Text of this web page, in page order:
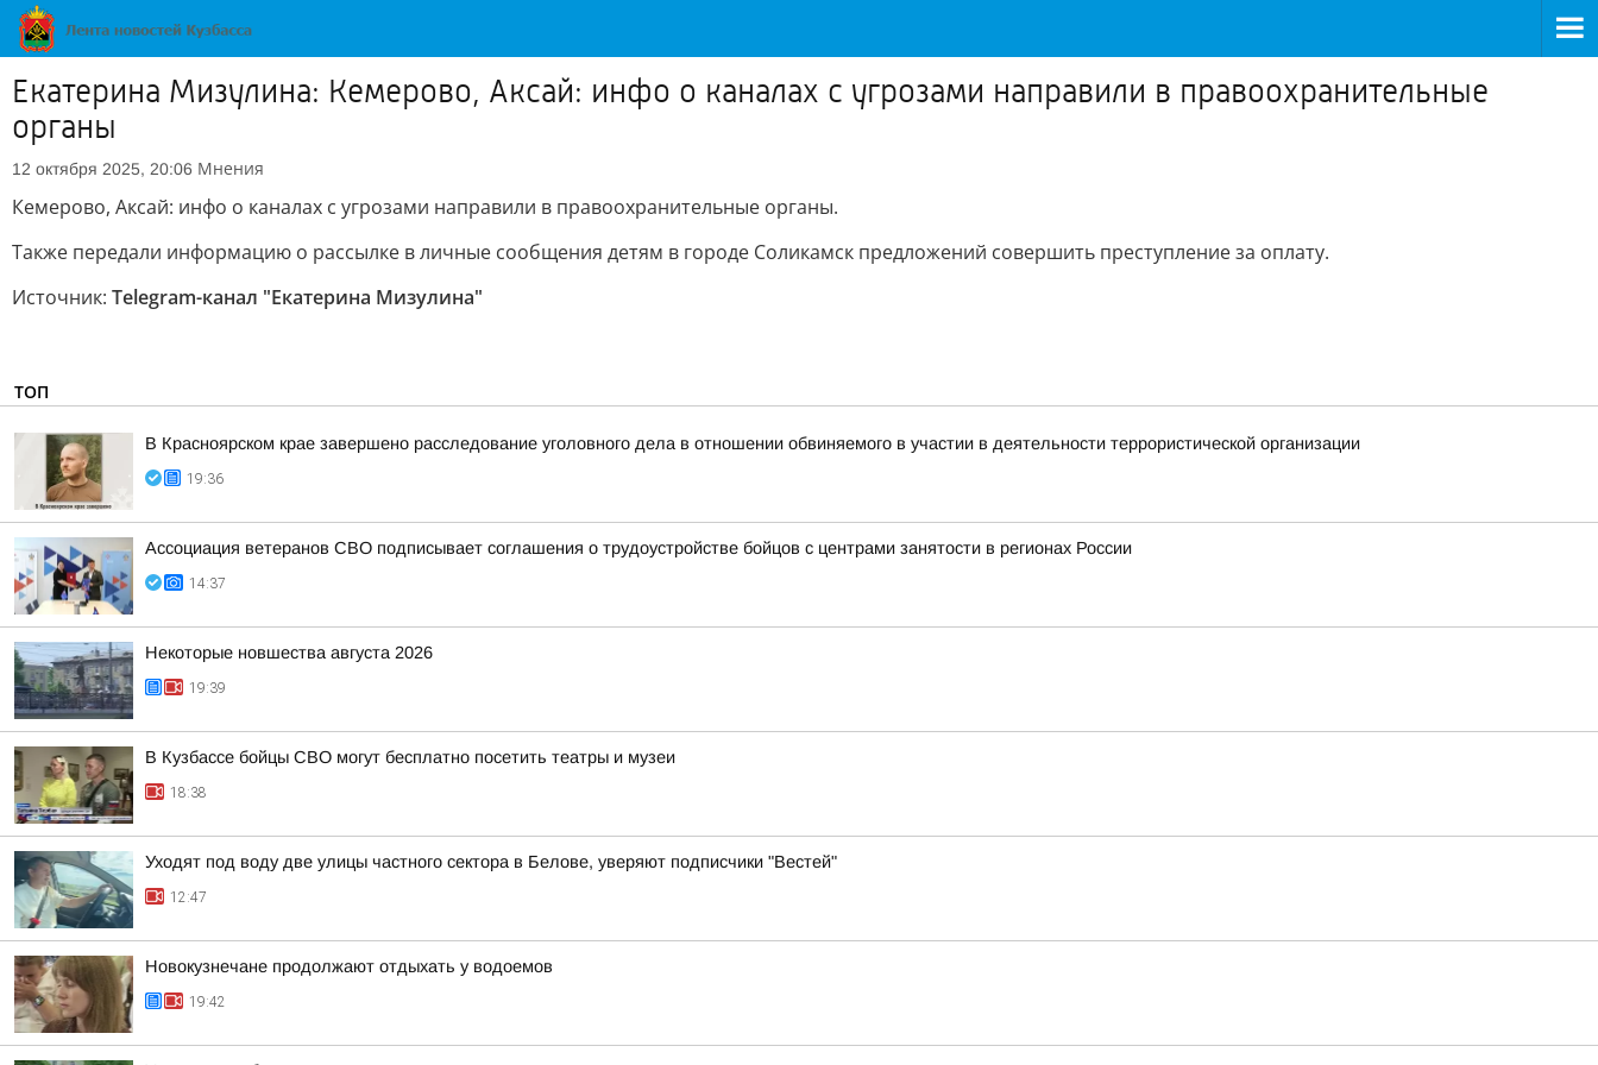
Екатерина Мизулина: Кемерово, Аксай: инфо о каналах с угрозами направили в правоохранительные
органы
12 октября 2025, 20:06 Мнения
Кемерово, Аксай: инфо о каналах с угрозами направили в правоохранительные органы.
Также передали информацию о рассылке в личные сообщения детям в городе Соликамск предложений совершить преступление за оплату.
Источник: Telegram-канал "Екатерина Мизулина"
ТОП
В Красноярском крае завершено расследование уголовного дела в отношении обвиняемого в участии в деятельности террористической организации
19:36
Ассоциация ветеранов СВО подписывает соглашения о трудоустройстве бойцов с центрами занятости в регионах России
14:37
Некоторые новшества августа 2026
19:39
В Кузбассе бойцы СВО могут бесплатно посетить театры и музеи
18:38
Уходят под воду две улицы частного сектора в Белове, уверяют подписчики "Вестей"
12:47
Новокузнечане продолжают отдыхать у водоемов
19:42